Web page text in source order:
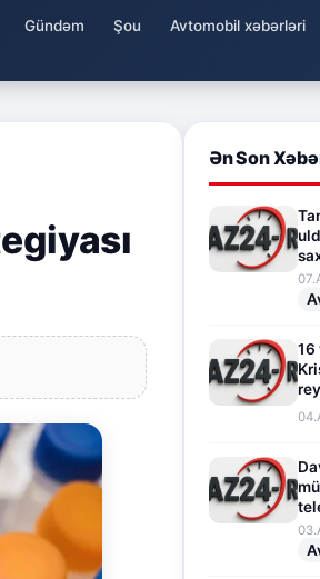
Gündəm Şou Avtomobil xəbərləri
Ən Son
16